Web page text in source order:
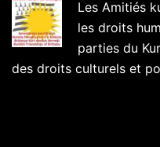
Les Amitiés
les droits
parties du
des droits culturels et